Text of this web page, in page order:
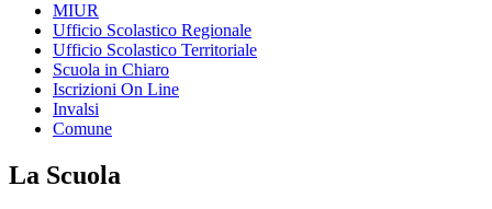
MIUR
Ufficio Scolastico Regionale
Ufficio Scolastico Territoriale
Scuola in Chiaro
Iscrizioni On Line
Invalsi
Comune
La Scuola